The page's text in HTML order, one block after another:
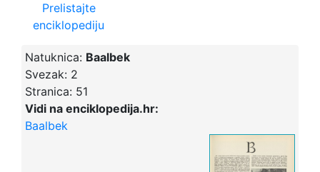
Prelistajte
enciklopediju
Natuknica: Baalbek
Svezak: 2
Stranica: 51
Vidi na enciklopedija.hr:
Baalbek